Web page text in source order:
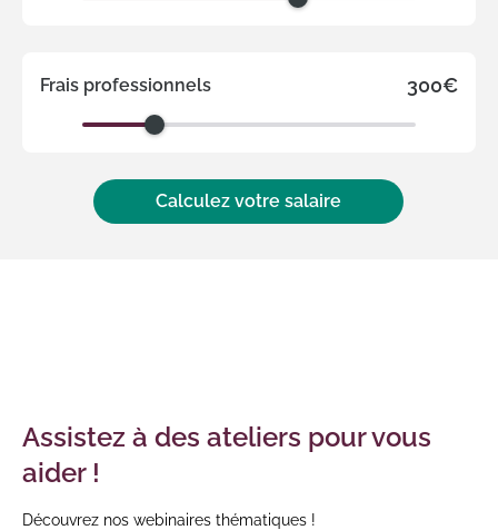
Frais professionnels 300€
Calculez votre salaire
simulation
Assistez à des ateliers pour vous
aider !
Découvrez nos webinaires thématiques !